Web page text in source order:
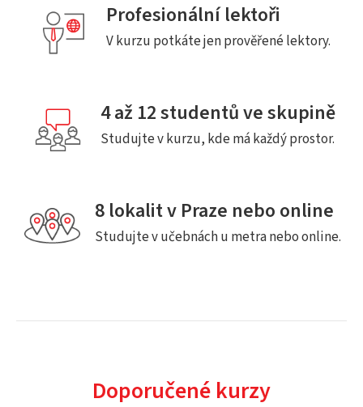
Profesionální lektoři
V kurzu potkáte jen prověřené lektory.
4 až 12 studentů ve skupině
Studujte v kurzu, kde má každý prostor.
8 lokalit v Praze nebo online
Studujte v učebnách u metra nebo online.
Doporučené kurzy